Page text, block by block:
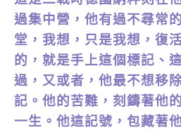
過集中營，他有過不尋常
堂，我想，只是我想，復
的，就是手上這個標記、
過，又或者，他最不想移
記。他的苦難，刻鑄著他
一生。他這記號，包藏著